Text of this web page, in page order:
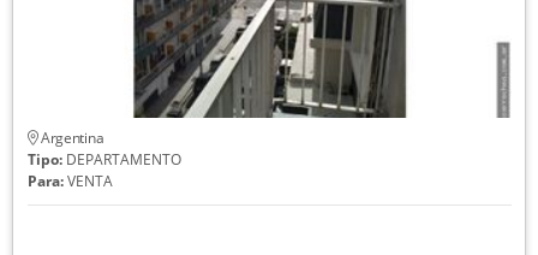
Argentina
Tipo:DEPARTAMENTO
Para:VENTA